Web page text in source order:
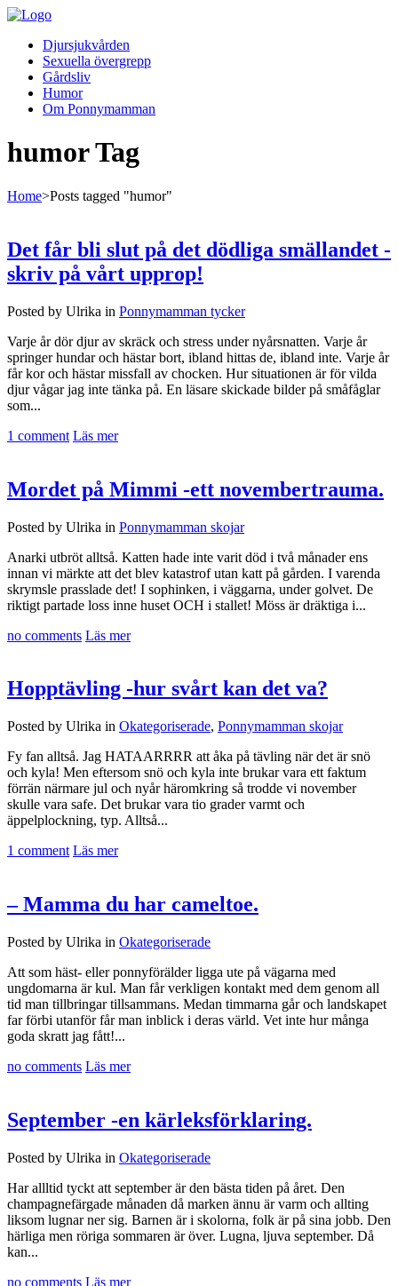
Djursjukvården
Sexuella övergrepp
Gårdsliv
Humor
Om Ponnymamman
humor Tag
Home>Posts tagged "humor"
Det får bli slut på det dödliga smällandet -
skriv på vårt upprop!
Posted by Ulrika in Ponnymamman tycker
Varje år dör djur av skräck och stress under nyårsnatten. Varje år
springer hundar och hästar bort, ibland hittas de, ibland inte. Varje år
får kor och hästar missfall av chocken. Hur situationen är för vilda
djur vågar jag inte tänka på. En läsare skickade bilder på småfåglar
som...
1 comment Läs mer
Mordet på Mimmi -ett novembertrauma.
Posted by Ulrika in Ponnymamman skojar
Anarki utbröt alltså. Katten hade inte varit död i två månader ens
innan vi märkte att det blev katastrof utan katt på gården. I varenda
skrymsle prasslade det! I sophinken, i väggarna, under golvet. De
riktigt partade loss inne huset OCH i stallet! Möss är dräktiga i...
no comments Läs mer
Hopptävling -hur svårt kan det va?
Posted by Ulrika in Okategoriserade, Ponnymamman skojar
Fy fan alltså. Jag HATAARRRR att åka på tävling när det är snö
och kyla! Men eftersom snö och kyla inte brukar vara ett faktum
förrän närmare jul och nyår häromkring så trodde vi november
skulle vara safe. Det brukar vara tio grader varmt och
äppelplockning, typ. Alltså...
1 comment Läs mer
– Mamma du har cameltoe.
Posted by Ulrika in Okategoriserade
Att som häst- eller ponnyförälder ligga ute på vägarna med
ungdomarna är kul. Man får verkligen kontakt med dem genom all
tid man tillbringar tillsammans. Medan timmarna går och landskapet
far förbi utanför får man inblick i deras värld. Vet inte hur många
goda skratt jag fått!...
no comments Läs mer
September -en kärleksförklaring.
Posted by Ulrika in Okategoriserade
Har allltid tyckt att september är den bästa tiden på året. Den
champagnefärgade månaden då marken ännu är varm och allting
liksom lugnar ner sig. Barnen är i skolorna, folk är på sina jobb. Den
härliga men röriga sommaren är över. Lugna, ljuva september. Då
kan...
no comments Läs mer